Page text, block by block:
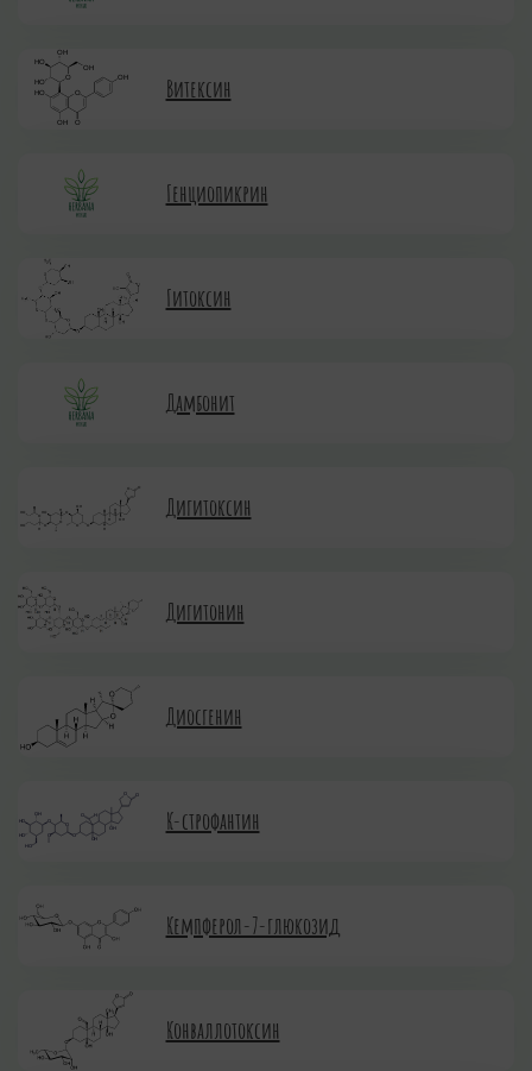
Витексин
Генциопикрин
Гитоксин
Дамбонит
Дигитоксин
Дигитонин
Диосгенин
К-строфантин
Кемпферол-7-глюкозид
Конваллотоксин